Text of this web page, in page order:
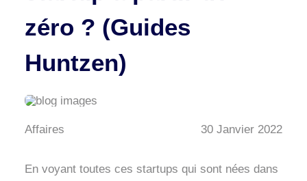
zéro ? (Guides
Huntzen)
Affaires 30 Janvier 2022
En voyant toutes ces startups qui sont nées dans